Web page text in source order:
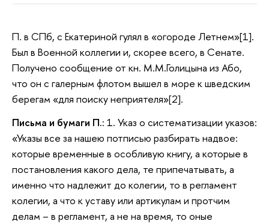
П. в СПб, с Екатериной гулял в «огороде Летнем»[1].
Был в Военной коллегии и, скорее всего, в Сенате.
Получено сообщение от кн. М.М.Голицына из Або,
что он с галерным флотом вышел в море к шведским
берегам «для поиску неприятеля»[2].
Письма и бумаги П.: 1. Указ о систематизации указов:
«Указы все за нашею потписью разбирать надвое:
которые временные в особливую книгу, а которые в
постановления какого дела, те припечатывать, а
именно что надлежит до колегии, то в регламент
колегии, а что к уставу или артикулам и протчим
делам – в регламент, а не на время, то оные